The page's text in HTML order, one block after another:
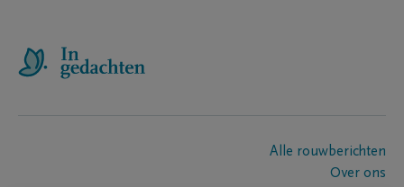
Alle rouwberichten
Over ons